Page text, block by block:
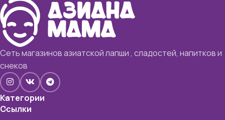
Сеть магазинов азиатской лапши , сладостей, напитков и
снеков
Категории
Ссылки